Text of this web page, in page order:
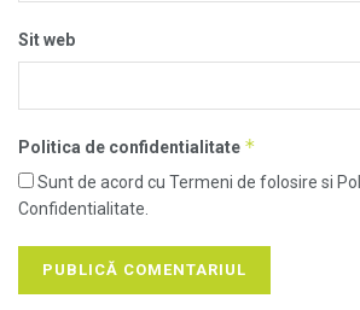
Sit web
Politica de confidentialitate *
Sunt de acord cu Termeni de folosire si
Confidentialitate.